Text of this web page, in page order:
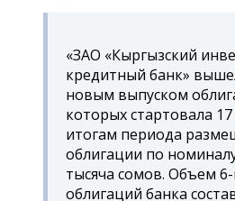
«ЗАО «Кыргызский
кредитный банк»
новым выпуском
которых стартовала
итогам периода
облигации по
тысяча сомов. Объем
облигаций банка